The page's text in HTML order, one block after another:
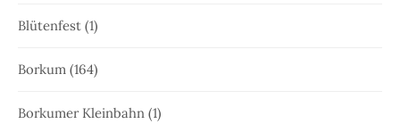
Blütenfest (1)
Borkum (164)
Borkumer Kleinbahn (1)